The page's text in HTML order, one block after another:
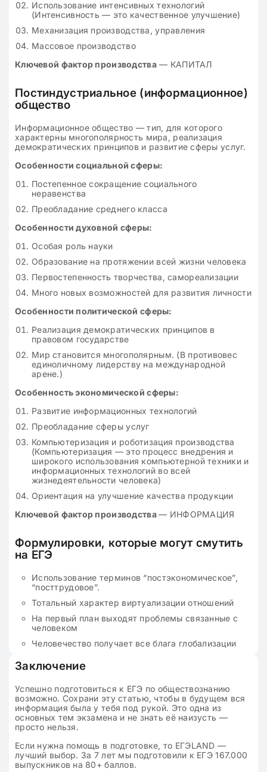
Использование интенсивных технологий
(Интенсивность — это качественное улучшение)
Механизация производства, управления
Массовое производство
Ключевой фактор производства— КАПИТАЛ
Постиндустриальное (информационное)
общество
Информационное общество — тип, для которого
характерны многополярность мира, реализация
демократических принципов и развитие сферы услуг.
Особенности социальной сферы:
Постепенное сокращение социального
неравенства
Преобладание среднего класса
Особенности духовной сферы:
Особая роль науки
Образование на протяжении всей жизни человека
Первостепенность творчества, самореализации
Много новых возможностей для развития личности
Особенности политической сферы:
Реализация демократических принципов в
правовом государстве
Мир становится многополярным. (В противовес
единоличному лидерству на международной
арене.)
Особенность экономической сферы:
Развитие информационных технологий
Преобладание сферы услуг
Компьютеризация и роботизация производства
(Компьютеризация — это процесс внедрения и
широкого использования компьютерной техники и
информационных технологий во всей
жизнедеятельности человека)
Ориентация на улучшение качества продукции
Ключевой фактор производства— ИНФОРМАЦИЯ
Формулировки, которые могут смутить
на ЕГЭ
Использование терминов “постэкономическое”,
“посттрудовое”.
Тотальный характер виртуализации отношений
На первый план выходят проблемы связанные с
человеком
Человечество получает все блага глобализации
Заключение
Успешно подготовиться к ЕГЭ по обществознанию
возможно. Сохрани эту статью, чтобы в будущем вся
информация была у тебя под рукой. Это одна из
основных тем экзамена и не знать её наизусть —
просто нельзя.
Если нужна помощь в подготовке, то ЕГЭLAND —
лучший выбор. За 7 лет мы подготовили к ЕГЭ 167.000
выпускников на 80+ баллов.